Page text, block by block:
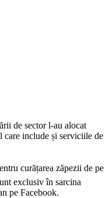
de sector l-au alocat
care include și serviciile de
curățarea zăpezii de pe
exclusiv în sarcina
pe Facebook.